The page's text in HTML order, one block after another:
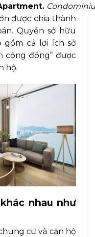
được chia thành
Quyền sở hữu
gồm cả lợi ích sở
cộng đồng” được
hộ.
nhau như
cư và căn hộ